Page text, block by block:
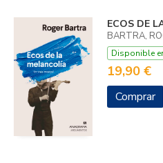
ECOS DE
BARTRA,
Disponible
19,90 €
Comprar